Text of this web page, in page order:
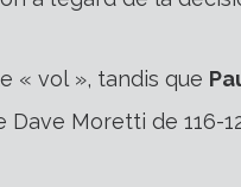
« vol », tandis que
Moretti de 116-